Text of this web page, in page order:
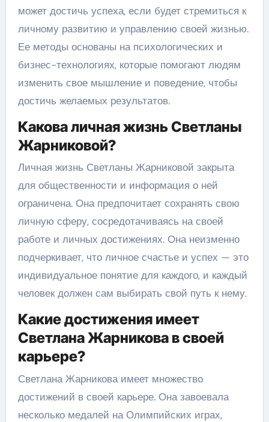
может достичь успеха, если будет стремиться к
личному развитию и управлению своей жизнью.
Ее методы основаны на психологических и
бизнес-технологиях, которые помогают людям
изменить свое мышление и поведение, чтобы
достичь желаемых результатов.
Какова личная жизнь Светланы
Жарниковой?
Личная жизнь Светланы Жарниковой закрыта
для общественности и информация о ней
ограничена. Она предпочитает сохранять свою
личную сферу, сосредотачиваясь на своей
работе и личных достижениях. Она неизменно
подчеркивает, что личное счастье и успех — это
индивидуальное понятие для каждого, и каждый
человек должен сам выбирать свой путь к нему.
Какие достижения имеет
Светлана Жарникова в своей
карьере?
Светлана Жарникова имеет множество
достижений в своей карьере. Она завоевала
несколько медалей на Олимпийских играх,